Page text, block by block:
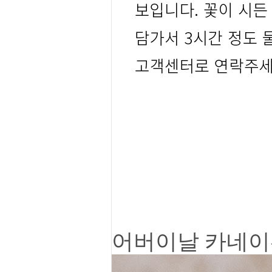
어버이날 카네